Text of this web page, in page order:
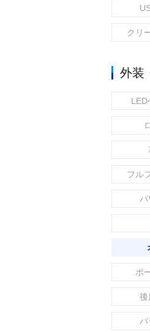
クリ
外装
LED
フル
パ
ポ
後